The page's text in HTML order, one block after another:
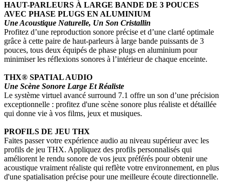
HAUT-PARLEURS À LARGE BANDE DE 3 POUCES
AVEC PHASE PLUGS EN ALUMINIUM
Une Acoustique Naturelle, Un Son Cristallin
Profitez d’une reproduction sonore précise et d’une clarté optimale
grâce à cette paire de haut-parleurs à large bande puissants de 3
pouces, tous deux équipés de phase plugs en aluminium pour
minimiser les réflexions sonores à l’intérieur de chaque enceinte.
THX® SPATIAL AUDIO
Une Scène Sonore Large Et Réaliste
Le système virtuel avancé surround 7.1 offre un son d’une précision
exceptionnelle : profitez d'une scène sonore plus réaliste et détaillée
qui donne vie à vos films, jeux et musiques.
PROFILS DE JEU THX
Faites passer votre expérience audio au niveau supérieur avec les
profils de jeu THX. Appliquez des profils personnalisés qui
améliorent le rendu sonore de vos jeux préférés pour obtenir une
acoustique vraiment réaliste qui reflète votre environnement, en plus
d'une spatialisation précise pour une meilleure écoute directionnelle.